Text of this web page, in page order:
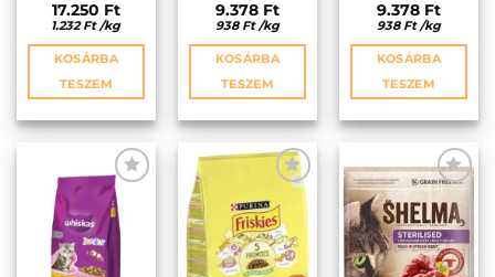
17.250 Ft
1.232Ft /kg
KOSÁRBA
TESZEM
9.378 Ft
938 Ft /kg
KOSÁRBA
TESZEM
9.378 Ft
938 Ft /kg
KOSÁRBA
TESZEM
KEDVENCEKHEZ KEDVENCEKHEZ KEDVENCEKHEZ